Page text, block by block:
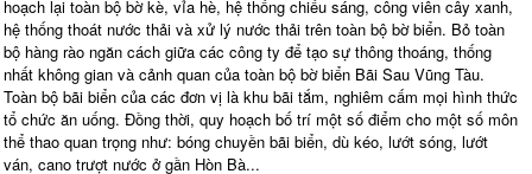
hoạch lại toàn bộ bờ kè, vỉa hè, hệ thống chiếu sáng, công viên cây xanh,
hệ thống thoát nước thải và xử lý nước thải trên toàn bộ bờ biển. Bỏ toàn
bộ hàng rào ngăn cách giữa các công ty để tạo sự thông thoáng, thống
nhất không gian và cảnh quan của toàn bộ bờ biển Bãi Sau Vũng Tàu.
Toàn bộ bãi biển của các đơn vị là khu bãi tắm, nghiêm cấm mọi hình thức
tổ chức ăn uống. Đồng thời, quy hoạch bố trí một số điểm cho một số môn
thể thao quan trọng như: bóng chuyền bãi biển, dù kéo, lướt sóng, lướt
ván, cano trượt nước ở gần Hòn Bà...